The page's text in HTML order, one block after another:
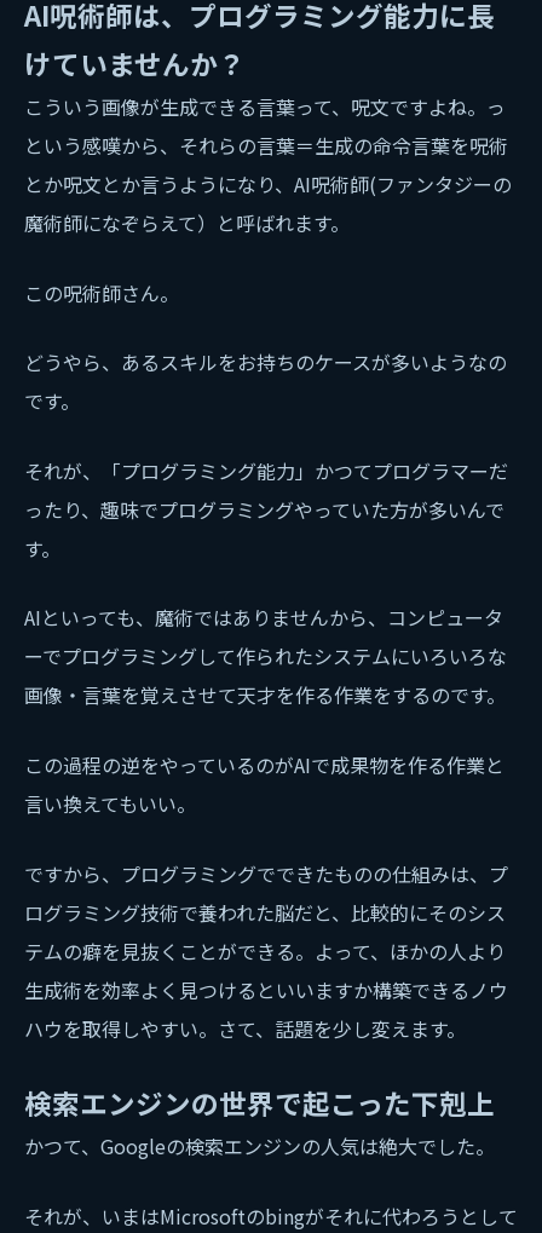
AI呪術師は、プログラミング能力に長
けていませんか？
こういう画像が生成できる言葉って、呪文ですよね。っ
という感嘆から、それらの言葉＝生成の命令言葉を呪術
とか呪文とか言うようになり、AI呪術師(ファンタジーの
魔術師になぞらえて）と呼ばれます。
この呪術師さん。
どうやら、あるスキルをお持ちのケースが多いようなの
です。
それが、「プログラミング能力」かつてプログラマーだ
ったり、趣味でプログラミングやっていた方が多いんで
す。
AIといっても、魔術ではありませんから、コンピュータ
ーでプログラミングして作られたシステムにいろいろな
画像・言葉を覚えさせて天才を作る作業をするのです。
この過程の逆をやっているのがAIで成果物を作る作業と
言い換えてもいい。
ですから、プログラミングでできたものの仕組みは、プ
ログラミング技術で養われた脳だと、比較的にそのシス
テムの癖を見抜くことができる。よって、ほかの人より
生成術を効率よく見つけるといいますか構築できるノウ
ハウを取得しやすい。さて、話題を少し変えます。
検索エンジンの世界で起こった下剋上
かつて、Googleの検索エンジンの人気は絶大でした。
それが、いまはMicrosoftのbingがそれに代わろうとして